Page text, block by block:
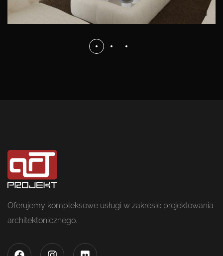
Oferujemy kompleksowe usługi w zakresie projektowania
architektonicznego.